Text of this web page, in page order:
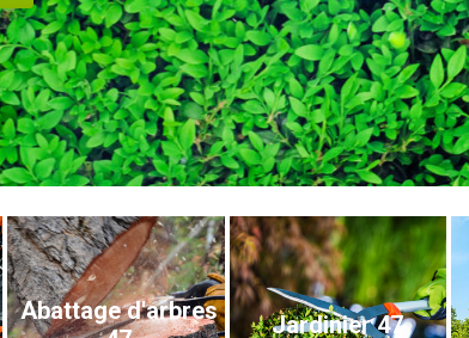
Abattage d'arbres
Jardinier 47